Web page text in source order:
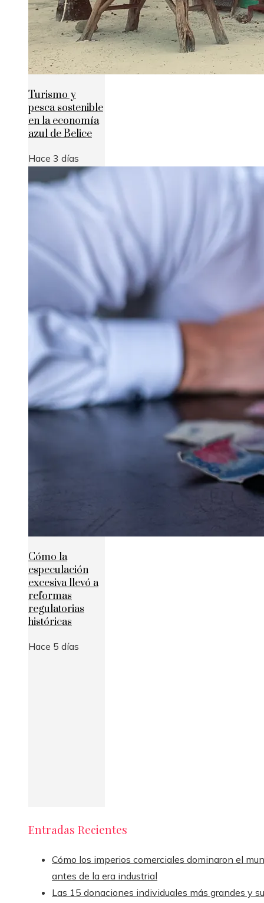
Turismo y
pesca sostenible
en la economía
azul de Belice
Hace 3 días
Cómo la
especulación
excesiva llevó a
reformas
regulatorias
históricas
Hace 5 días
Entradas Recientes
Cómo los imperios comerciales dominaron el
antes de la era industrial
Las 15 donaciones individuales más grandes y su